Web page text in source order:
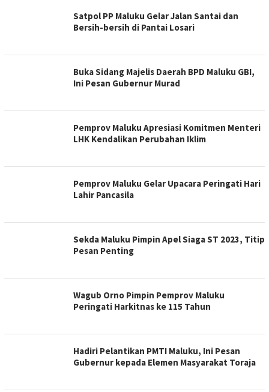
Satpol PP Maluku Gelar Jalan Santai dan
Bersih-bersih di Pantai Losari
Buka Sidang Majelis Daerah BPD Maluku GBI,
Ini Pesan Gubernur Murad
Pemprov Maluku Apresiasi Komitmen Menteri
LHK Kendalikan Perubahan Iklim
Pemprov Maluku Gelar Upacara Peringati Hari
Lahir Pancasila
Sekda Maluku Pimpin Apel Siaga ST 2023, Titip
Pesan Penting
Wagub Orno Pimpin Pemprov Maluku
Peringati Harkitnas ke 115 Tahun
Hadiri Pelantikan PMTI Maluku, Ini Pesan
Gubernur kepada Elemen Masyarakat Toraja